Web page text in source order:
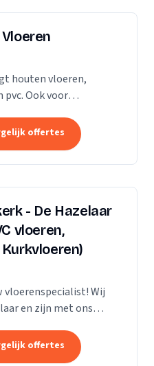
houten vloeren,
Ook voor
is een
offertes
- De Hazelaar
vloeren,
vloerenspecialist! Wij
en zijn met ons
staat voor
offertes